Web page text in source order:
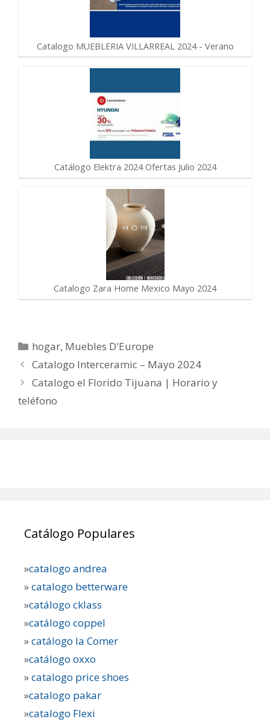
Catalogo MUEBLERIA VILLARREAL 2024 - Verano
Catálogo Elektra 2024 Ofertas Julio 2024
Catalogo Zara Home Mexico Mayo 2024
Categorías
hogar, Muebles D'Europe
Catalogo Interceramic – Mayo 2024
Catalogo el Florido Tijuana | Horario y
teléfono
Catálogo Populares
»catalogo andrea
»catalogo betterware
»catálogo cklass
»catálogo coppel
»catálogo la Comer
»catálogo oxxo
»catalogo price shoes
»catalogo pakar
»catalogo Flexi